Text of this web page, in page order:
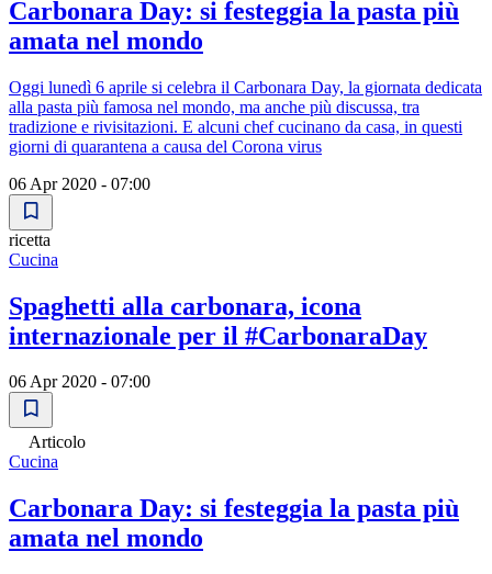
Carbonara Day: si festeggia la pasta più
amata nel mondo
Oggi lunedì 6 aprile si celebra il Carbonara Day, la giornata dedicata
alla pasta più famosa nel mondo, ma anche più discussa, tra
tradizione e rivisitazioni. E alcuni chef cucinano da casa, in questi
giorni di quarantena a causa del Corona virus
06 Apr 2020 - 07:00
ricetta
Cucina
Spaghetti alla carbonara, icona
internazionale per il #CarbonaraDay
06 Apr 2020 - 07:00
Articolo
Cucina
Carbonara Day: si festeggia la pasta più
amata nel mondo